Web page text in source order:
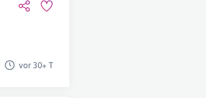
vor 30+ T